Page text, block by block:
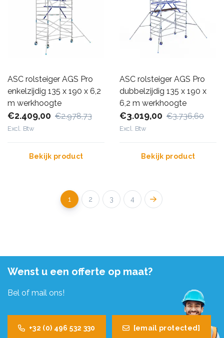
ASC rolsteiger AGS Pro
enkelzijdig 135 x 190 x 6,2
m werkhoogte
€2.409,00 €2.978,73
Excl. Btw
Bekijk product
ASC rolsteiger AGS Pro
dubbelzijdig 135 x 190 x
6,2 m werkhoogte
€3.019,00 €3.736,60
Excl. Btw
Bekijk product
1 2 3 4
Wenst u een offerte op maat?
Bel of mail ons!
+32 (0) 496 532 330 [email protected]